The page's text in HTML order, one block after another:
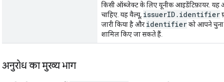
किसी ऑब्जेक्ट के लिए यूनीक आइडेंटिफ़ायर. यह
चाहिए. यह वैल्यू, issuerID.identifier
जारी किया है और identifierको आपने चुना
शामिल किए जा सकते हैं.
अनुरोध का मुख्य भाग